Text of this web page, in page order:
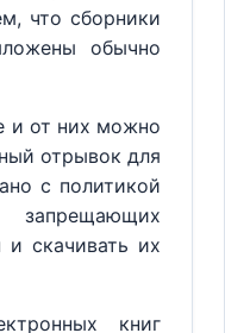
что сборники
обычно
и от них можно
отрывок для
с политикой
и скачивать их
книг